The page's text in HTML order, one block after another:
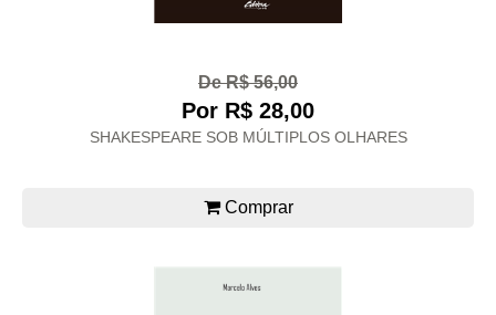
De R$ 56,00
Por R$ 28,00
SHAKESPEARE SOB MÚLTIPLOS OLHARES
Comprar